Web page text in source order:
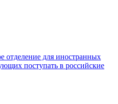
отделение для иностранных
поступать в российские